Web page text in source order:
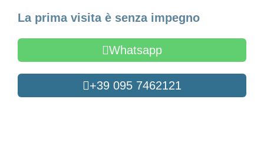
La prima visita è senza impegno
Whatsapp
+39 095 7462121